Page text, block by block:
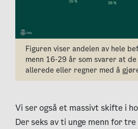
Figuren viser andelen av hele
menn 16-29 år som svarer at
allerede eller regner med å
Vi ser også et massivt skifte i
Der seks av ti unge menn for